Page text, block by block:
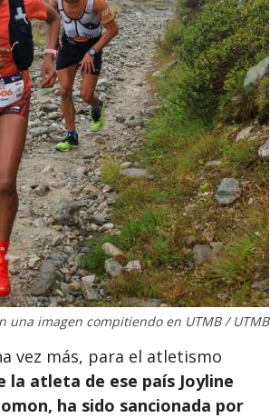
una imagen compitiendo en UTMB / UTMB
vez más, para el atletismo
la atleta de ese país Joyline
ha sido sancionada por